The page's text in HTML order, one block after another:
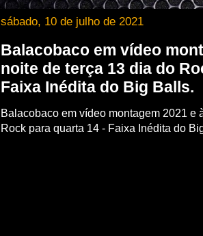
sábado, 10 de julho de 2021
Balacobaco em vídeo
noite de terça 13 dia do
Faixa Inédita do Big Balls.
Balacobaco em vídeo montagem 2021 e
Rock para quarta 14 - Faixa Inédita do